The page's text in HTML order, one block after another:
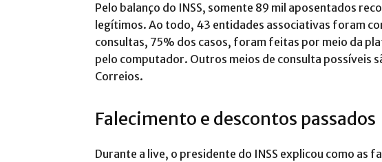
Pelo balanço do INSS, somente 89 mil aposentados
legítimos. Ao todo, 43 entidades associativas foram
consultas, 75% dos casos, foram feitas por meio da
pelo computador. Outros meios de consulta possíveis
Correios.
Falecimento e descontos passados
Durante a live, o presidente do INSS explicou como as